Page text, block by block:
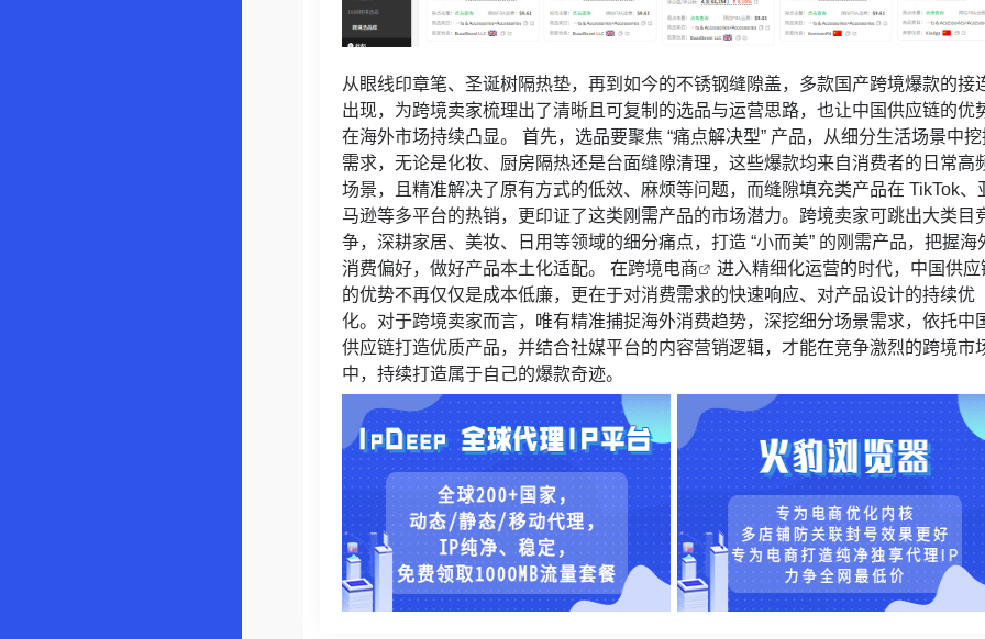
从眼线印章笔、圣诞树隔热垫，再到如今的不锈钢缝隙盖，多款国产跨境爆款的接
出现，为跨境卖家梳理出了清晰且可复制的选品与运营思路，也让中国供应链的优
在海外市场持续凸显。 首先，选品要聚焦 “痛点解决型” 产品，从细分生活场景中
需求，无论是化妆、厨房隔热还是台面缝隙清理，这些爆款均来自消费者的日常高
场景，且精准解决了原有方式的低效、麻烦等问题，而缝隙填充类产品在 TikTok、
马逊等多平台的热销，更印证了这类刚需产品的市场潜力。跨境卖家可跳出大类目
争，深耕家居、美妆、日用等领域的细分痛点，打造 “小而美” 的刚需产品，把握海
消费偏好，做好产品本土化适配。 在跨境电商
进入精细化运营的时代，中国供应
的优势不再仅仅是成本低廉，更在于对消费需求的快速响应、对产品设计的持续优
化。对于跨境卖家而言，唯有精准捕捉海外消费趋势，深挖细分场景需求，依托中
供应链打造优质产品，并结合社媒平台的内容营销逻辑，才能在竞争激烈的跨境市
中，持续打造属于自己的爆款奇迹。